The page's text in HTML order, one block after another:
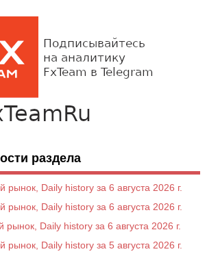
раздела
рынок, Daily history за 6 августа 2026 г.
рынок, Daily history за 6 августа 2026 г.
рынок, Daily history за 6 августа 2026 г.
рынок, Daily history за 5 августа 2026 г.